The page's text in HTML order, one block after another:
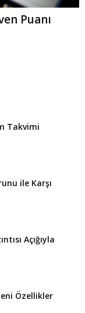
Puanı
Takvimi
ile Karşı
Açığıyla
Özellikler